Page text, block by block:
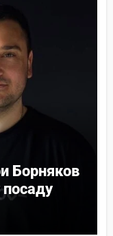
Борняков